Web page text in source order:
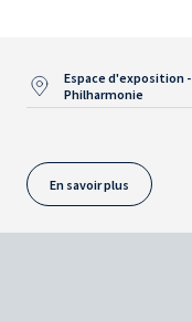
Espace d'exposition -
Philharmonie
En savoir plus